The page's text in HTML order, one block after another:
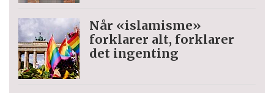
Når «islamisme»
forklarer alt, forklarer
det ingenting